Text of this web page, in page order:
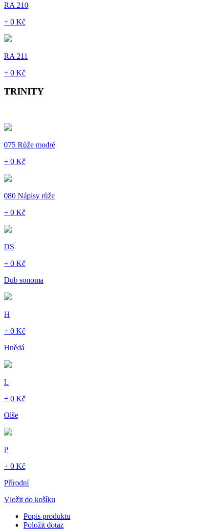
RA 210
+ 0 Kč
RA 211
+ 0 Kč
TRINITY
075 Růže modré
+ 0 Kč
080 Nápisy růže
+ 0 Kč
DS
+ 0 Kč
Dub sonoma
H
+ 0 Kč
Hnědá
L
+ 0 Kč
Olše
P
+ 0 Kč
Přírodní
Vložit do košíku
Popis produktu
Položit dotaz